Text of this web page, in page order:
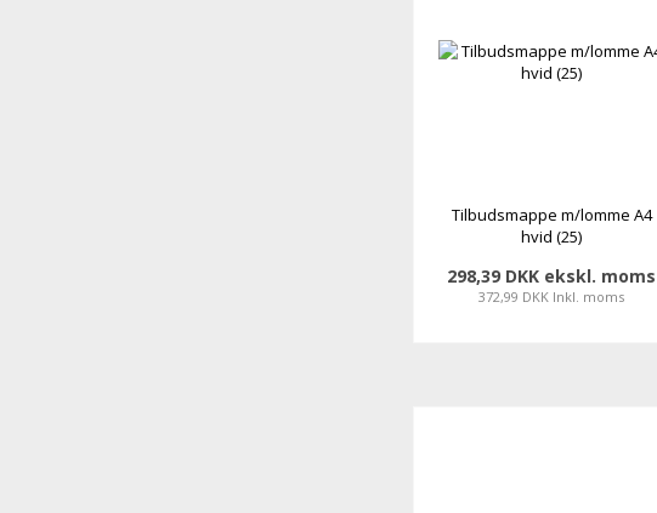
Tilbudsmappe m/lomme A4
hvid (25)
298,39 DKK ekskl. moms
372,99 DKK Inkl. moms